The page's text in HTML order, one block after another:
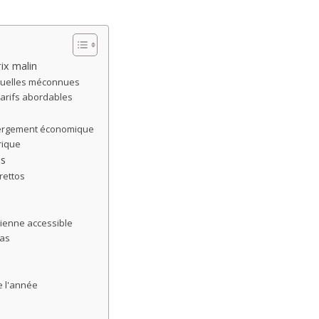
malin
méconnues
abordables
économique
accessible
l'année